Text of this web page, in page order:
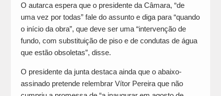
O autarca espera que o presidente da Câmara, “de
uma vez por todas” fale do assunto e diga para “quando
o início da obra”, que deve ser uma “intervenção de
fundo, com substituição de piso e de condutas de água
que estão obsoletas”, disse.
O presidente da junta destaca ainda que o abaixo-
assinado pretende relembrar Vítor Pereira que não